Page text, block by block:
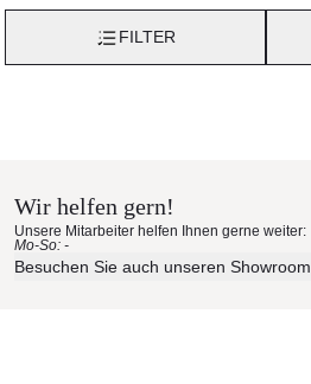
FILTER
Wir helfen gern!
Unsere Mitarbeiter helfen Ihnen gerne weiter:
Mo-So: -
Besuchen Sie auch unseren Showroom